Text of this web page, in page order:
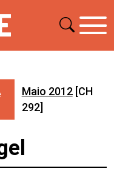
Maio 2012[CH
292]